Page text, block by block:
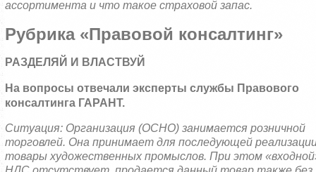
ассортимента и что такое страховой запас.
Рубрика «Правовой консалтинг»
РАЗДЕЛЯЙ И ВЛАСТВУЙ
На вопросы отвечали эксперты службы Правового
консалтинга ГАРАНТ.
Ситуация:Организация (ОСНО) занимается розничной
торговлей. Она принимает для последующей
товары художественных промыслов. При этом